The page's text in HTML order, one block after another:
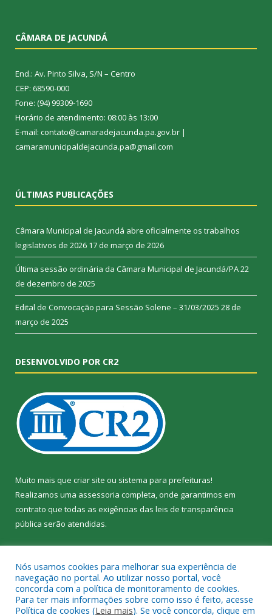
CÂMARA DE JACUNDÁ
End.: Av. Pinto Silva, S/N – Centro
CEP: 68590-000
Fone: (94) 99309-1690
Horário de atendimento: 08:00 às 13:00
E-mail: contato@camaradejacunda.pa.gov.br |
camaramunicipaldejacunda.pa@gmail.com
ÚLTIMAS PUBLICAÇÕES
Câmara Municipal de Jacundá abre oficialmente os trabalhos
legislativos de 2026 17 de março de 2026
Última sessão ordinária da Câmara Municipal de Jacundá/PA22
de dezembro de 2025
Edital de Convocação para Sessão Solene – 31/03/2025 28 de
março de 2025
DESENVOLVIDO POR CR2
Muito mais que criar site ou sistema para prefeituras!
Realizamos uma assessoria completa, onde garantimos em
contrato que todas as exigências das leis de transparência
pública serão atendidas.
Nós usamos cookies para melhorar sua experiência de
navegação no portal. Ao utilizar nosso portal, você
concorda com a política de monitoramento de cookies.
Para ter mais informações sobre como isso é feito, acesse
Política de cookies (Leia mais). Se você concorda, clique em